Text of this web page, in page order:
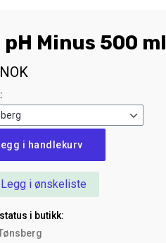
pH Minus 500 ml
NOK
i handlekurv
Legg i ønskeliste
i butikk: